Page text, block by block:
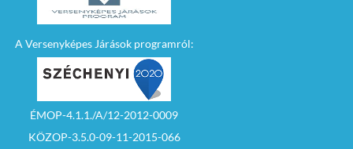
A Versenyképes Járások programról:
ÉMOP-4.1.1./A/12-2012-0009
KÖZOP-3.5.0-09-11-2015-066